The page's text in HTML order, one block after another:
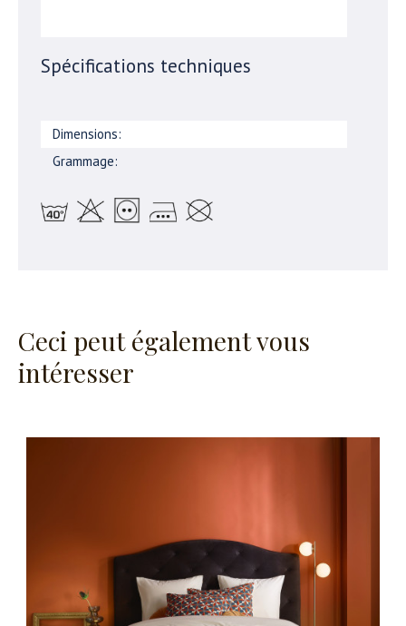
Spécifications techniques
Dimensions:
Grammage:
Ceci peut également vous
intéresser